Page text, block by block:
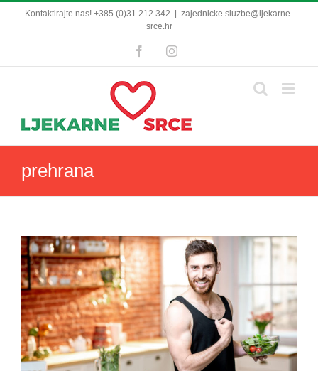
content
Kontaktirajte nas! +385 (0)31 212 342
zajednicke.sluzbe@ljekarne-
srce.hr
FacebookInstagram
prehrana